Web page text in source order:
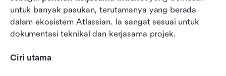
untuk banyak pasukan, terutamanya yang berada
dalam ekosistem Atlassian. Ia sangat sesuai untuk
dokumentasi teknikal dan kerjasama projek.
Ciri utama